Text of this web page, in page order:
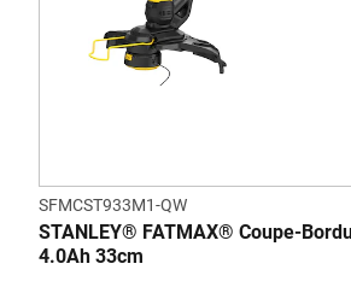
SFMCST933M1-QW
STANLEY® FATMAX® Coupe-
4.0Ah 33cm